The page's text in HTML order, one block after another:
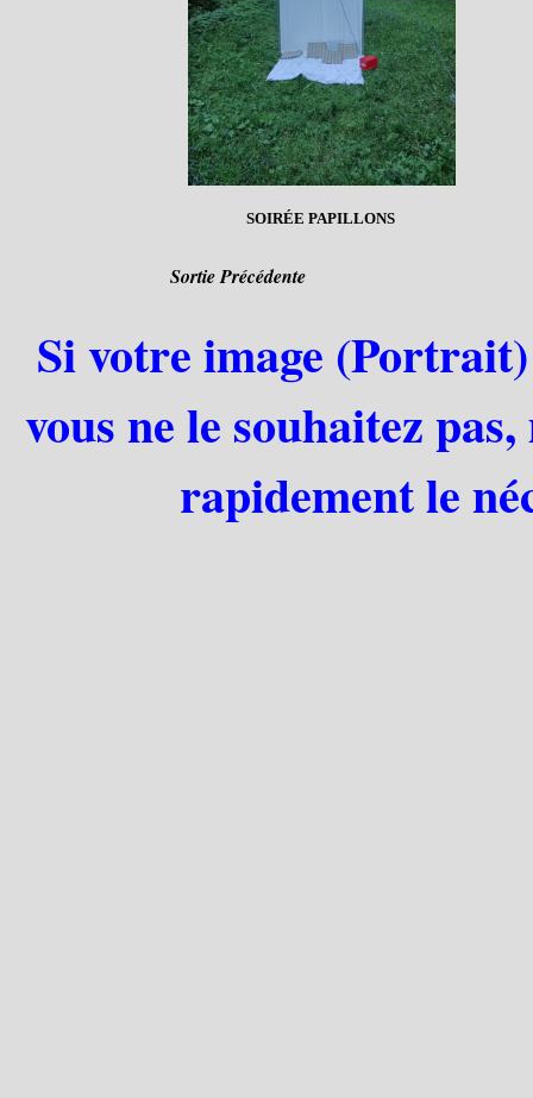
SOIRÉE PAPILLONS
Sortie Précédente
Si votre image
vous ne le souhaitez
rapidement le